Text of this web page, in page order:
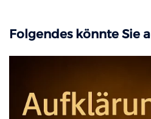
Folgendes könnte Sie